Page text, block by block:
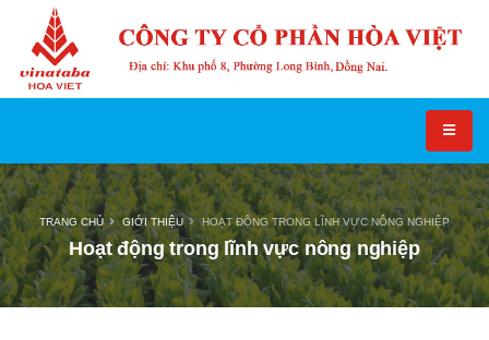
Hoạt động trong lĩnh vực nông nghiệp
TRANG CHỦ GIỚI THIỆU HOẠT ĐỘNG TRONG LĨNH VỰC NÔNG NGHIỆP